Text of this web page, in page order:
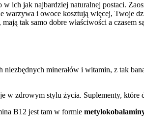
ich jak najbardziej naturalnej postaci.
warzywa i owoce kosztują więcej, Twoje
tak samo dobre właściwości a czasem
minerałów i witamin, z tak
w zdrowym stylu życia. Suplementy, które
B12 jest tam w formie